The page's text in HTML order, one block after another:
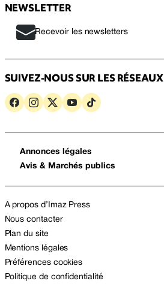
NEWSLETTER
Recevoir les newsletters
SUIVEZ-NOUS SUR LES RÉSEAUX
Annonces légales
Avis & Marchés publics
A propos d’Imaz Press
Nous contacter
Plan du site
Mentions légales
Préférences cookies
Politique de confidentialité